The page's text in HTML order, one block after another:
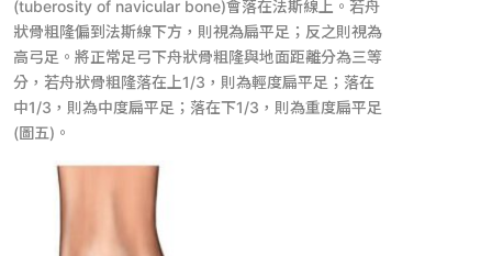
(tuberosity of navicular bone)會落在法斯線上。若舟
狀骨粗隆偏到法斯線下方，則視為扁平足；反之則視為
高弓足。將正常足弓下舟狀骨粗隆與地面距離分為三等
分，若舟狀骨粗隆落在上1/3，則為輕度扁平足；落在
中1/3，則為中度扁平足；落在下1/3，則為重度扁平足
(圖五)。